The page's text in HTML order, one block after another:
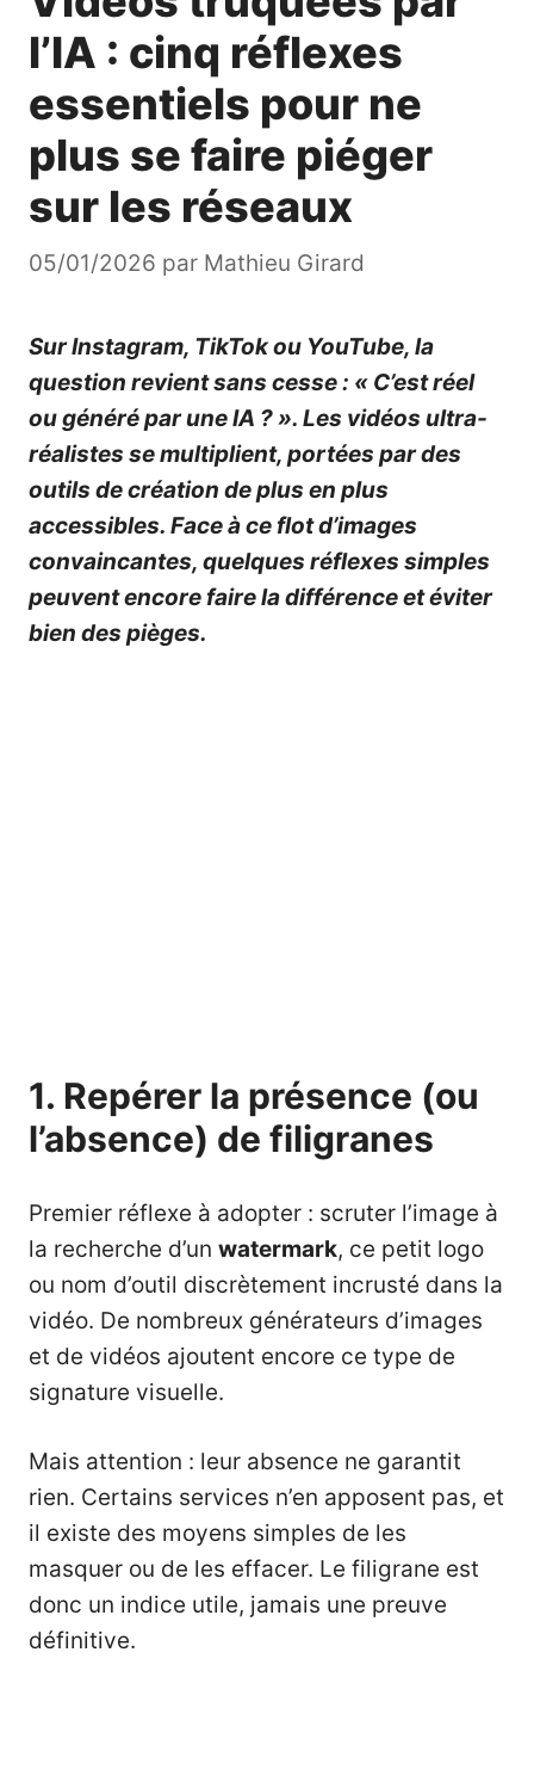
l’IA : cinq réflexes
essentiels pour ne
plus se faire piéger
sur les réseaux
05/01/2026 par Mathieu Girard
Sur Instagram, TikTok ou YouTube, la
question revient sans cesse : « C’est réel
ou généré par une IA ? ». Les vidéos ultra-
réalistes se multiplient, portées par des
outils de création de plus en plus
accessibles. Face à ce flot d’images
convaincantes, quelques réflexes simples
peuvent encore faire la différence et éviter
bien des pièges.
1. Repérer la présence (ou
l’absence) de filigranes
Premier réflexe à adopter : scruter l’image à
la recherche d’un watermark, ce petit logo
ou nom d’outil discrètement incrusté dans la
vidéo. De nombreux générateurs d’images
et de vidéos ajoutent encore ce type de
signature visuelle.
Mais attention : leur absence ne garantit
rien. Certains services n’en apposent pas, et
il existe des moyens simples de les
masquer ou de les effacer. Le filigrane est
donc un indice utile, jamais une preuve
définitive.